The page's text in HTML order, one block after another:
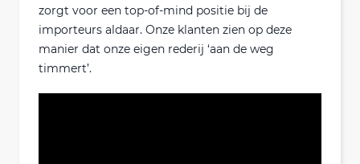
zorgt voor een top-of-mind positie bij de
importeurs aldaar. Onze klanten zien op deze
manier dat onze eigen rederij ‘aan de weg
timmert’.